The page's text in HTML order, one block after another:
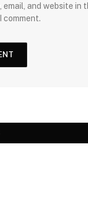
email, and website in
comment.